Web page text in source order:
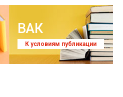
ВАК
К условиям публикации